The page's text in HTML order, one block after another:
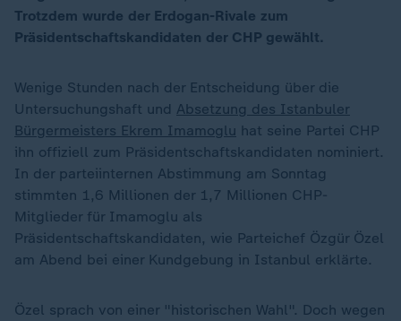
Trotzdem wurde der Erdogan-Rivale zum
Präsidentschaftskandidaten der CHP gewählt.
Wenige Stunden nach der Entscheidung über die
Untersuchungshaft und Absetzung des Istanbuler
Bürgermeisters Ekrem Imamoglu hat seine Partei CHP
ihn offiziell zum Präsidentschaftskandidaten nominiert.
In der parteiinternen Abstimmung am Sonntag
stimmten 1,6 Millionen der 1,7 Millionen CHP-
Mitglieder für Imamoglu als
Präsidentschaftskandidaten, wie Parteichef Özgür Özel
am Abend bei einer Kundgebung in Istanbul erklärte.
Özel sprach von einer "historischen Wahl". Doch wegen